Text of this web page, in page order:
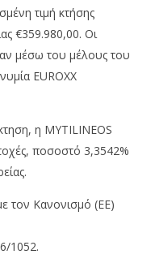
των ιδίων
τιμή κτήσης
€359.980,00. Οι
μέσω του μέλους του
EUROXX
η MYTILINEOS
ποσοστό 3,3542%
τον Κανονισμό (ΕΕ)
1052.